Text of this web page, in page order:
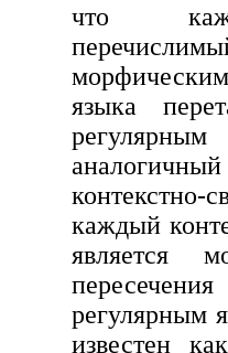
что
языка
каждый
является
регулярным
известен